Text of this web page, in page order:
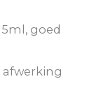
goed